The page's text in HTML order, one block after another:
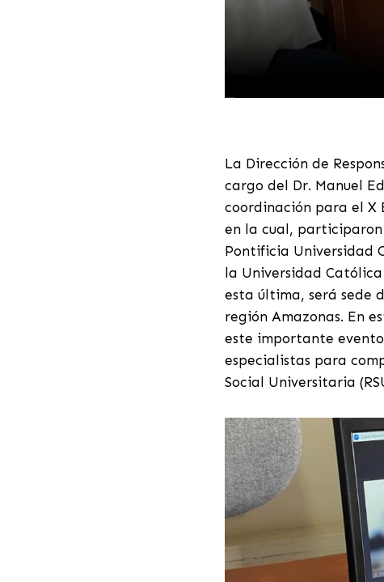
La Dirección de
cargo del Dr. Manuel
coordinación para el X
en la cual,
Pontificia Universidad
la Universidad
esta última, será sede
región Amazonas. En
este importante
especialistas para
Social Universitaria